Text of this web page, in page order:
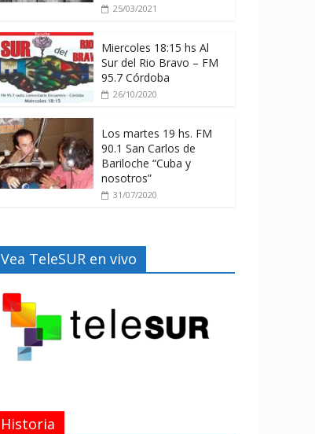
25/03/2021
Miercoles 18:15 hs Al
Sur del Rio Bravo – FM
95.7 Córdoba
26/10/2020
Los martes 19 hs. FM
90.1 San Carlos de
Bariloche “Cuba y
nosotros”
31/07/2020
Vea TeleSUR en vivo
Historia